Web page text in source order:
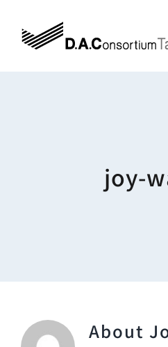
content
joy-
About